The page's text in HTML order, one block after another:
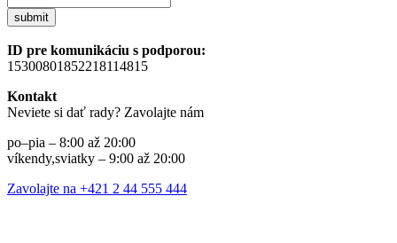
submit
ID pre komunikáciu s podporou:
15300801852218114815
Kontakt
Neviete si dať rady? Zavolajte nám
po–pia – 8:00 až 20:00
víkendy,sviatky – 9:00 až 20:00
Zavolajte na +421 2 44 555 444